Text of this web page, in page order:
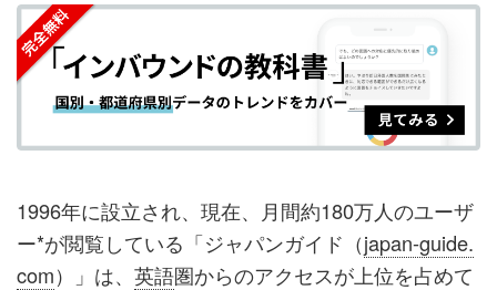
シ
ェ
ア
す
る
シ
ェ
ア
す
る
ク
マ
ー
ク
に
加
購
読
す
る
録
す
1996年に設立され、現在、月間約180万人のユーザ
ー*が閲覧している「ジャパンガイド（japan-guide.
com）」は、 英語圏からのアクセスが上位を占めて